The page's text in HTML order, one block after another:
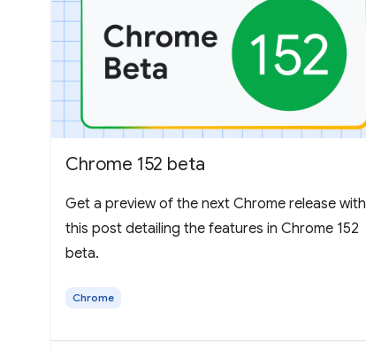
Chrome 152 beta
Get a preview of the next Chrome release with
this post detailing the features in Chrome 152
beta.
Chrome